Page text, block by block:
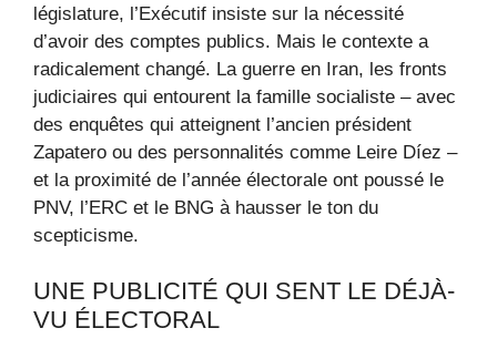
législature, l’Exécutif insiste sur la nécessité
d’avoir des comptes publics. Mais le contexte a
radicalement changé. La guerre en Iran, les fronts
judiciaires qui entourent la famille socialiste – avec
des enquêtes qui atteignent l’ancien président
Zapatero ou des personnalités comme Leire Díez –
et la proximité de l’année électorale ont poussé le
PNV, l’ERC et le BNG à hausser le ton du
scepticisme.
UNE PUBLICITÉ QUI SENT LE DÉJÀ-
VU ÉLECTORAL